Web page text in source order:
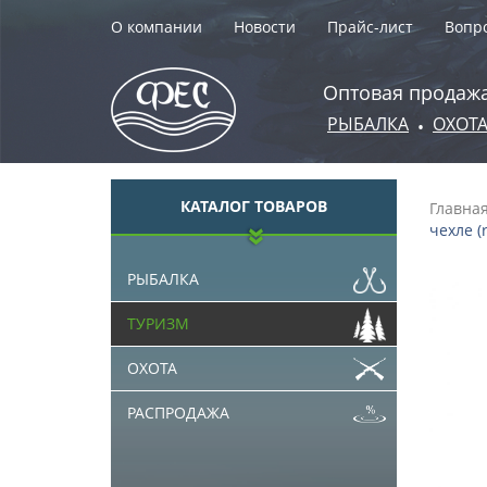
О компании Новости Прайс-лист
Оптовая
РЫБАЛКА • ОХОТА
КАТАЛОГ ТОВАРОВ
РЫБАЛКА
ТУРИЗМ
ОХОТА
РАСПРОДАЖА
Главная
чехле